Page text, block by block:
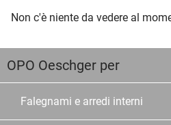
Non c'è niente da vedere al
OPO Oeschger per
Falegnami e arredi interni